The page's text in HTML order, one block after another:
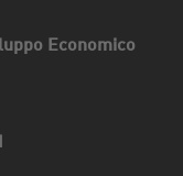
Economico